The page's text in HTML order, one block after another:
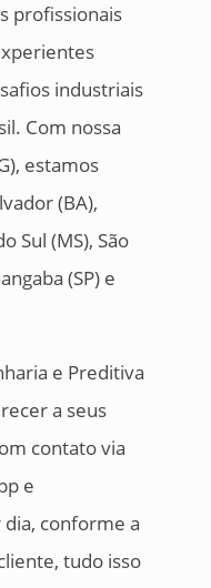
profissionais
industriais
Com nossa
estamos
(BA),
Sul (MS), São
(SP) e
e Preditiva
a seus
contato via
e
conforme a
tudo isso